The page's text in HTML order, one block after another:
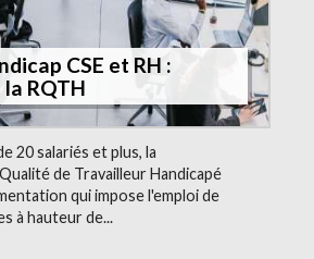
CSE et RH :
RQTH
20 salariés et plus, la
de Travailleur Handicapé
qui impose l'emploi de
à hauteur de...